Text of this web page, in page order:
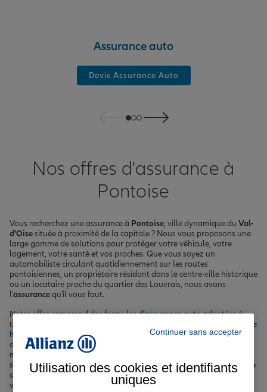
Assurance auto
Devis Assurance Auto
Nos offres d'assurance à
Pontoise
Vous recherchez une assurance à Pontoise, ville dynamique du Val-
d'Oisesituée à proximité de la capitale ? Nous vous proposons une
large gamme de solutions pour protéger votre véhicule, votre
logement, votre santé et vos proches. Que vous soyez un
automobiliste circulant quotidiennement sur les routes
pontoisiennes, un propriétaire résidant dans le centre-ville historique
ou un locataire proche du quartier des Louvrais, nous avons
l'assurancequ'il vous faut.
Notre offre comprend des formulesd'assurance autoadaptées à
tous les profils de conducteurs pontoisiens, des contrats
d'assurance
habitation
pour les maisons et les appartements de la commune,
des solutions decomplémentaire santé
médicaux, ainsi que des contrats
sécuriser votre prêt immobilier. Avec Allianz, bénéficiez de l'expertise
d'un leader de l'assurance pour protéger votre quotidien et celui de
votre famille à Pontoise.
Continuer sans accepter
Utilisation des cookies et identifiants
uniques